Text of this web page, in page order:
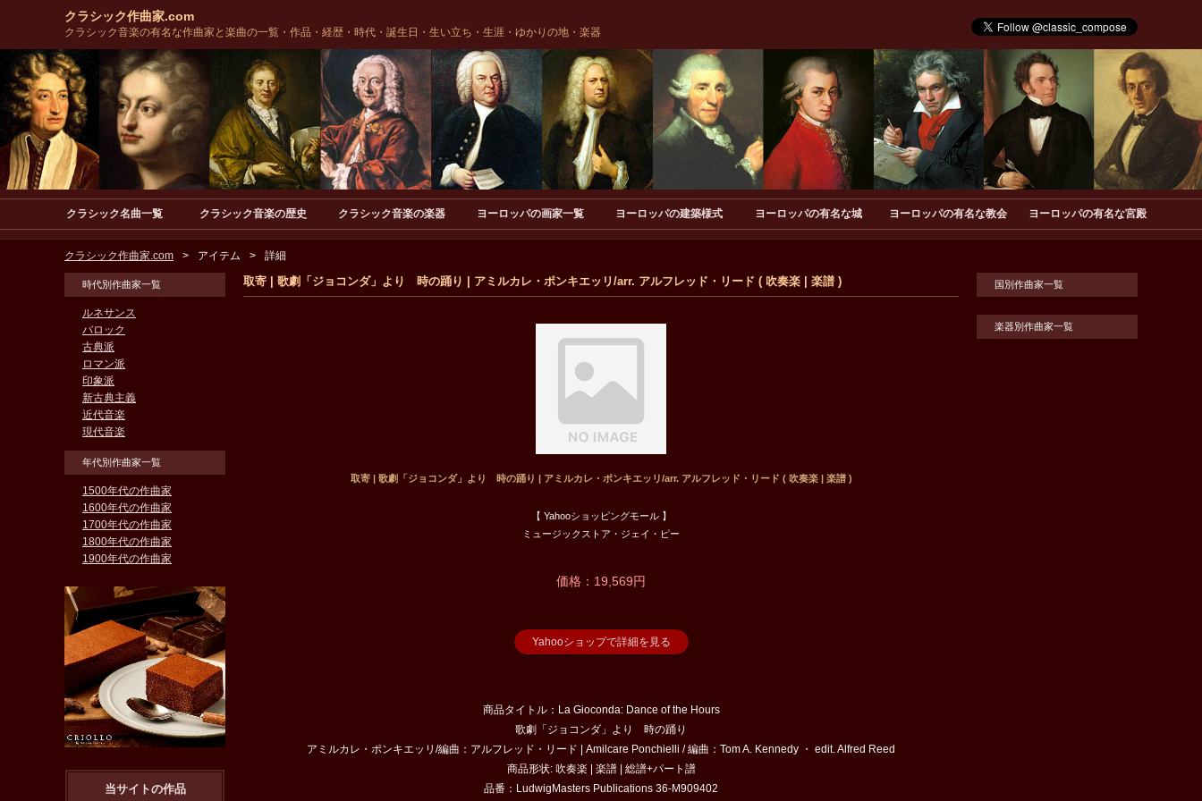
クラシック作曲家.com
クラシック音楽の有名な作曲家と楽曲の一覧・作品・経歴・時代・誕生日・生い立ち・生涯・ゆかりの地・楽器
クラシック名曲一覧 クラシック音楽の歴史 クラシック音楽の楽器 ヨーロッパの画家一覧 ヨーロッパの建築様式 ヨーロッパの有名な城 ヨーロッパの有名な教会 ヨーロッパの有名な宮殿
クラシック作曲家.com アイテム 詳細
取寄 | 歌劇「ジョコンダ」より 時の踊り | アミルカレ・ポンキエッリ/arr. アルフレッド・リード ( 吹奏楽 | 楽譜 )
取寄 | 歌劇「ジョコンダ」より 時の踊り | アミルカレ・ポンキエッリ/arr. アルフレッド・リード ( 吹奏楽 | 楽譜 )
【 Yahooショッピングモール 】
ミュージックストア・ジェイ・ピー
価格：19,569円
Yahooショップで詳細を見る
商品タイトル：La Gioconda: Dance of the Hours
歌劇「ジョコンダ」より 時の踊り
アミルカレ・ポンキエッリ/編曲：アルフレッド・リード | Amilcare Ponchielli / 編曲：Tom A. Kennedy ・ edit. Alfred Reed
商品形状: 吹奏楽 | 楽譜 | 総譜+パート譜
品番：LudwigMasters Publications 36-M909402
時代別作曲家一覧
ルネサンス
バロック
古典派
ロマン派
印象派
新古典主義
近代音楽
現代音楽
年代別作曲家一覧
1500年代の作曲家
1600年代の作曲家
1700年代の作曲家
1800年代の作曲家
1900年代の作曲家
当サイトの作品
国別作曲家一覧
楽器別作曲家一覧